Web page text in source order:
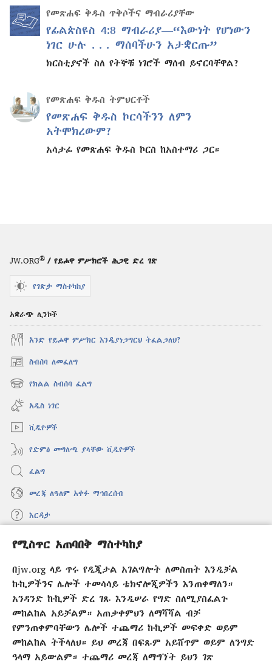
የሚስጥር አጠባበቅ ማስተካከያ
በjw.org ላይ ጥሩ የዲጂታል አገልግሎት ለመስጠት እንዲቻል
ኩኪዎችንና ሌሎች ተመሳሳይ ቴክኖሎጂዎችን እንጠቀማለን።
አንዳንድ ኩኪዎች ድረ ገጹ እንዲሠራ የግድ ስለሚያስፈልጉ
መከልከል አይቻልም። አጠቃቀምህን ለማሻሻል ብቻ
የምንጠቀምባቸውን ሌሎች ተጨማሪ ኩኪዎች መፍቀድ ወይም
መከልከል ትችላለህ። ይህ መረጃ በፍጹም አይሸጥም ወይም ለንግድ
ዓላማ አይውልም። ተጨማሪ መረጃ ለማግኘት ይህን ገጽ
የመጽሐፍ ቅዱስ ጥቅሶችና ማብራሪያቸው
የፊልጵስዩስ 4:8 ማብራሪያ—“እውነት የሆነውን
ነገር ሁሉ . . . ማሰባችሁን አታቋርጡ”
ክርስቲያኖች ስለ የትኞቹ ነገሮች ማሰብ ይኖርባቸዋል?
የመጽሐፍ ቅዱስ ትምህርቶች
የመጽሐፍ ቅዱስ ኮርሳችንን ለምን
አትሞክረውም?
አሳታፊ የመጽሐፍ ቅዱስ ኮርስ ከአስተማሪ ጋር።
JW.ORG® / የይሖዋ ምሥክሮች ሕጋዊ ድረ ገጽ
የገጽታ ማስተካከያ
አቋራጭ ሊንኮች
አንድ የይሖዋ ምሥክር እንዲያነጋግርህ ትፈልጋለህ?
ስብሰባ ለመፈለግ
(አዲስ
ዊንዶው
ክፈት)
የክልል ስብሰባ ፈልግ
(አዲስ
ዊንዶው
ክፈት)
አዲስ ነገር
ቪዲዮዎች
የድምፅ መግለጫ ያላቸው ቪዲዮዎች
ፈልግ
መረጃ ለዓለም አቀፉ ማኅበረሰብ
እርዳታ
መዋጮዎች
(አዲስ
ክፈት)
የመጠበቂያ ግንብ የኢንተርኔት ቤተ መጻሕፍት
(አዲስ
ዊንዶው
ክፈት)
®
(አዲስ
ዊንዶው
®